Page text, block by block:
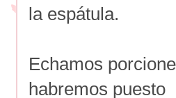
la espátula.
Echamos
habremos puesto